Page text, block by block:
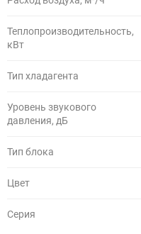
Теплопроизводительность,
кВт
Тип хладагента
Уровень звукового
давления, дБ
Тип блока
Цвет
Серия